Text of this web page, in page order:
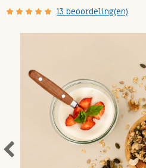
13 beoordeling(en)